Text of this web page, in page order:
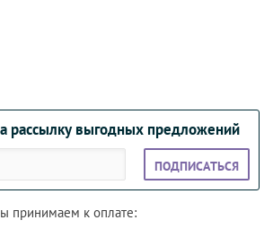
рассылку выгодных предложений
ПОДПИСАТЬСЯ
принимаем к оплате: